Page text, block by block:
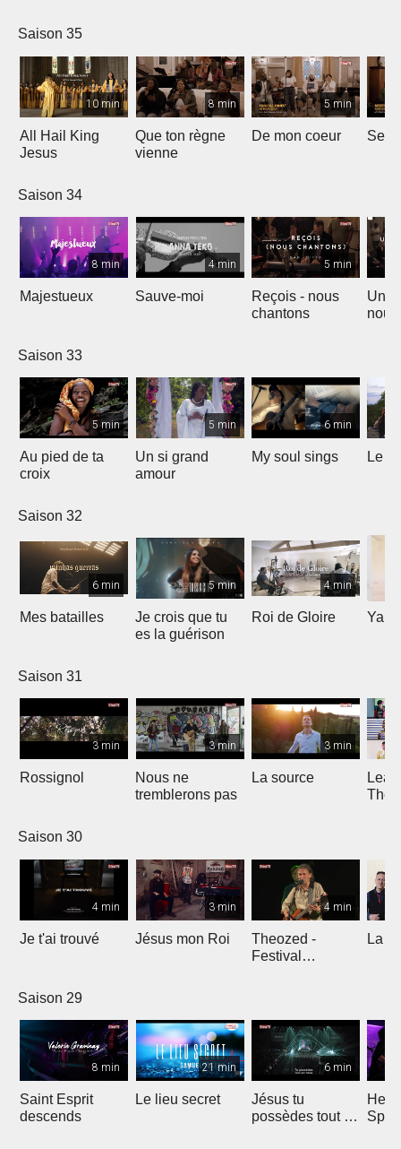
Saison 35
10 min
All Hail King
Jesus
8 min
Que ton règne
vienne
5 min
De mon coeur
Saison 34
8 min
Majestueux
4 min
Sauve-moi
5 min
Reçois - nous
chantons
Un
Saison 33
5 min
Au pied de ta
croix
5 min
Un si grand
amour
6 min
My soul sings Le
Saison 32
6 min
Mes batailles
5 min
Je crois que tu
es la guérison
4 min
Roi de Gloire
Saison 31
3 min
Rossignol
3 min
Nous ne
tremblerons pas
3 min
La source
The
Saison 30
4 min
Je t'ai trouvé
3 min
Jésus mon Roi
4 min
Theozed -
Festival
La
Saison 29
8 min
Saint Esprit
descends
21 min
Le lieu secret
6 min
Jésus tu
possèdes tout en
He